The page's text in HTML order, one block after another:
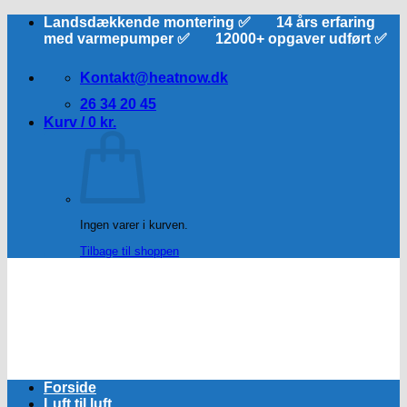
FortsætLandsdækkende montering ✅ 14 års erfaring
med varmepumper ✅ 12000+ opgaver udført ✅
Kontakt@heatnow.dk
26 34 20 45
Kurv / 0 kr.
Ingen varer i kurven.
Tilbage til shoppen
Forside
Luft til luft